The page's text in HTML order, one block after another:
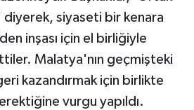
diyerek, siyaseti bir kenara
inşası için el birliğiyle
Malatya'nın geçmişteki
kazandırmak için birlikte
vurgu yapıldı.